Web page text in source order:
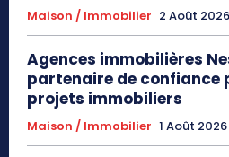
Maison / Immobilier 2 Août 2026
Agences immobilières
partenaire de confiance
projets immobiliers
Maison / Immobilier 1 Août 2026